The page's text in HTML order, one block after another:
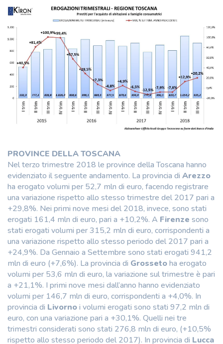
PROVINCE DELLA TOSCANA
Nel terzo trimestre 2018 le province della Toscana hanno
evidenziato il seguente andamento. La provincia di Arezzo
ha erogato volumi per 52,7 mln di euro, facendo registrare
una variazione rispetto allo stesso trimestre del 2017 pari a
+29,8%. Nei primi nove mesi del 2018, invece, sono stati
erogati 161,4 mln di euro, pari a +10,2%. A Firenze sono
stati erogati volumi per 315,2 mln di euro, corrispondenti a
una variazione rispetto allo stesso periodo del 2017 pari a
+24,9%. Da Gennaio a Settembre sono stati erogati 941,2
mln di euro (+7,6%). La provincia di Grossetoha erogato
volumi per 53,6 mln di euro, la variazione sul trimestre è pari
a +21,1%. I primi nove mesi dall’anno hanno evidenziato
volumi per 146,7 mln di euro, corrispondenti a +4,0%. In
provincia di Livornoi volumi erogati sono stati 97,2 mln di
euro, con una variazione pari a +30,1%. Quelli nei tre
trimestri considerati sono stati 276,8 mln di euro, (+10,5%
rispetto allo stesso periodo del 2017). In provincia di Lucca